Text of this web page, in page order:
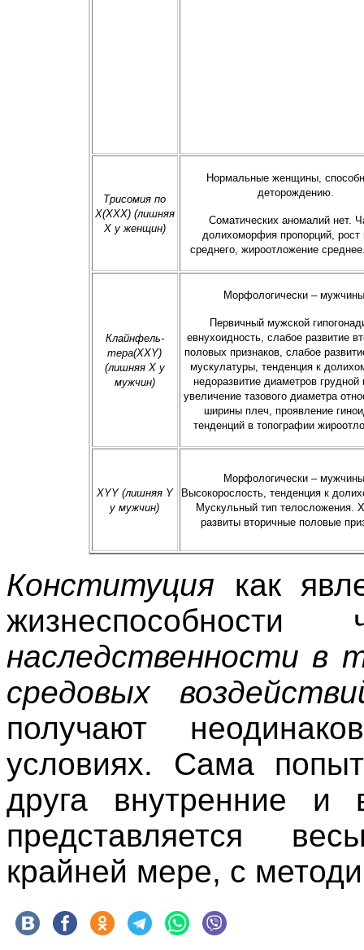
Трисомия по
Х(XXX) (лишняя
Х у женщин)
Нормальные женщины,
деторождению.
Соматических аномалий нет.
долихоморфия пропорций,
среднего, жироотложение
Клайнфель-
тера(XXY)
(лишняя Х у
мужчин)
Морфологически –
Первичный мужской
евнухоидность, слабое развитие
половых признаков, слабое
мускулатуры, тенденция к
недоразвитие диаметров грудной
увеличение тазового диаметра
ширины плеч, проявление
тенденций в топографии
ХYY (лишняя Y
у мужчин)
Морфологически –
Высокорослость, тенденция к
Мускульный тип телосложения.
развиты вторичные половые
Конституция как
наследственности в
средовых
получают
условиях. Сама
друга внутренние и
представляется
крайней мере, с